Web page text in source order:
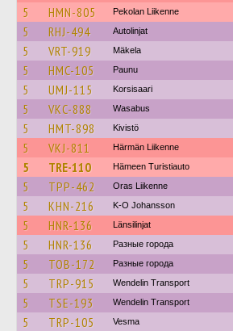
5 HMN-805 Pekolan Liikenne
5 RHJ-494 Autolinjat
5 VRT-919 Mäkela
5 HMC-105 Paunu
5 UMJ-115 Korsisaari
5 VKC-888 Wasabus
5 HMT-898 Kivistö
5 VKJ-811 Härmän Liikenne
5 TRE-110 Hämeen Turistiauto
5 TPP-462 Oras Liikenne
5 KHN-216 K-O Johansson
5 HNR-136 Länsilinjat
5 HNR-136 Разные города
5 TOB-172 Разные города
5 TRP-915 Wendelin Transport
5 TSE-193 Wendelin Transport
5 TRP-105 Vesma